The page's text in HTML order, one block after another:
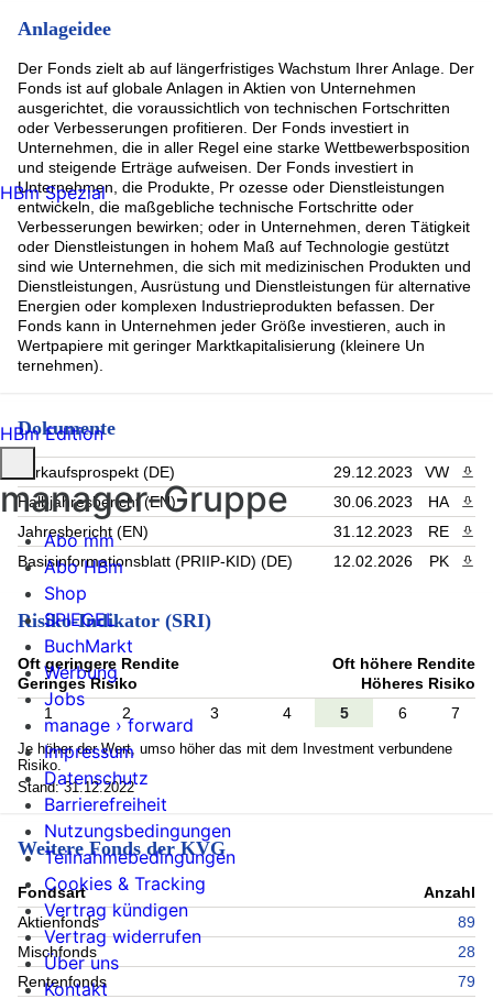
Anlageidee
Der Fonds zielt ab auf längerfristiges Wachstum Ihrer Anlage. Der
Fonds ist auf globale Anlagen in Aktien von Unternehmen
ausgerichtet, die voraussichtlich von technischen Fortschritten
oder Verbesserungen profitieren. Der Fonds investiert in
Unternehmen, die in aller Regel eine starke Wettbewerbsposition
und steigende Erträge aufweisen. Der Fonds investiert in
Unternehmen, die Produkte, Pr ozesse oder Dienstleistungen
entwickeln, die maßgebliche technische Fortschritte oder
Verbesserungen bewirken; oder in Unternehmen, deren Tätigkeit
oder Dienstleistungen in hohem Maß auf Technologie gestützt
sind wie Unternehmen, die sich mit medizinischen Produkten und
Dienstleistungen, Ausrüstung und Dienstleistungen für alternative
Energien oder komplexen Industrieprodukten befassen. Der
Fonds kann in Unternehmen jeder Größe investieren, auch in
Wertpapiere mit geringer Marktkapitalisierung (kleinere Un
ternehmen).
Dokumente
Verkaufsprospekt (DE) 29.12.2023 VW
Halbjahresbericht (EN)
30.06.2023 HA
Jahresbericht (EN)
31.12.2023 RE
Basisinformationsblatt (PRIIP-KID) (DE)
12.02.2026 PK
Risiko-Indikator (SRI)
Oft geringere Rendite
Geringes Risiko
Oft höhere Rendite
Höheres Risiko
1
2 3 4 5 6 7
Je höher der Wert, umso höher das mit dem Investment verbundene
Risiko.
Stand: 31.12.2022
Weitere Fonds der KVG
Fondsart
Anzahl
Aktienfonds
89
Mischfonds
28
Rentenfonds
79
HBm Spezial
HBm Edition
manager-Gruppe
Abo mm
Abo HBm
Shop
SPIEGEL
BuchMarkt
Werbung
Jobs
manage › forward
Impressum
Datenschutz
Barrierefreiheit
Nutzungsbedingungen
Teilnahmebedingungen
Cookies & Tracking
Vertrag kündigen
Vertrag widerrufen
Über uns
Kontakt